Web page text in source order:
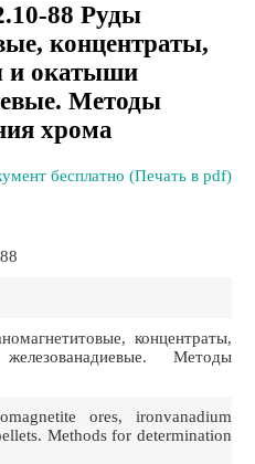
88 Руды
концентраты,
и окатыши
Методы
хрома
бесплатно (Печать в pdf)
концентраты,
Методы
ores, ironvanadium
Methods for determination